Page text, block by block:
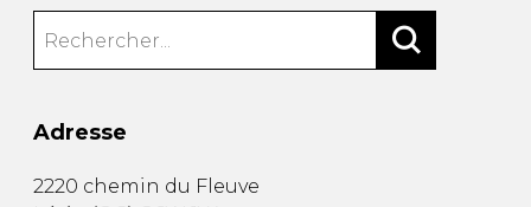
Adresse
2220 chemin du Fleuve